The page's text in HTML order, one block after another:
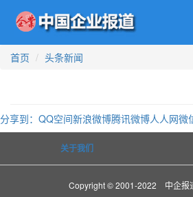
首页
头条新闻
分享到： QQ空间新浪微博腾讯微博人人网微
关于我们
Copyright © 2001-2022 中企报